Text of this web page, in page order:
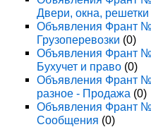
Двери, окна, решетки
Объявления Франт
Грузоперевозки (0)
Объявления Франт
Бухучет и право (0)
Объявления Франт
разное - Продажа (0)
Объявления Франт
Сообщения (0)